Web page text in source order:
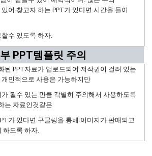
어 찾고자 하는 PPT가 있다면 시간을 들여
수 있도록 하자.
PPT템플릿 주의
된 PPT자료가 업로드되어 저작권이 걸려 있는
인적으로 사용은 가능하지만
될수 있는 만큼 각별히 주의해서 사용하도록
는 자료인것같은
가 있다면 구글링을 통해 이미지가 판매되고
하도록 하자.